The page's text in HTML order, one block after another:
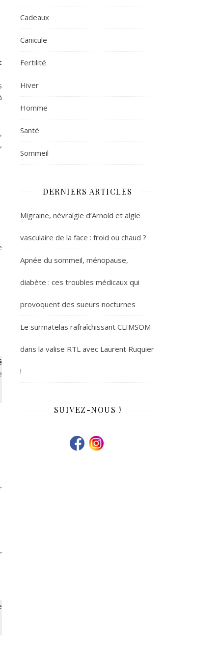
Cadeaux
Canicule
Fertilité
Hiver
Homme
Santé
Sommeil
DERNIERS ARTICLES
Migraine, névralgie d’Arnold et algie
vasculaire de la face : froid ou chaud ?
Apnée du sommeil, ménopause,
diabète : ces troubles médicaux qui
provoquent des sueurs nocturnes
Le surmatelas rafraîchissant CLIMSOM
dans la valise RTL avec Laurent Ruquier
!
SUIVEZ-NOUS !